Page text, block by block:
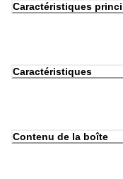
Caractéristiques
Caractéristiques
Contenu de la boîte